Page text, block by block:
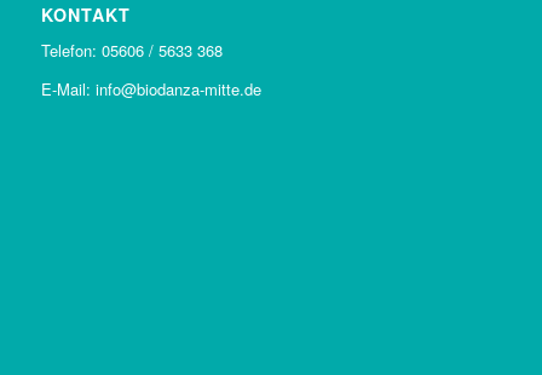
KONTAKT
Telefon: 05606 / 5633 368
E-Mail: info@biodanza-mitte.de